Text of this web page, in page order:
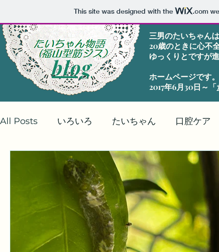
This site was designed with the .com
blog
三男のたいちゃん
​20歳のときに心不
ゆっくりとですが
ホームページです。
2017年6月30日～「
All Posts いろいろ たいちゃん 口腔ケア